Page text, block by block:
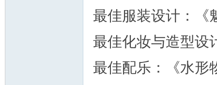
最佳服装设计：《
最佳化妆与造型设
最佳配乐：《水形